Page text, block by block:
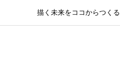
描く未来をココからつくる